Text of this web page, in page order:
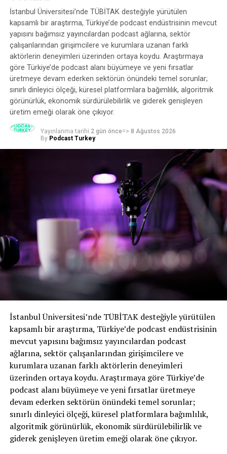
Netflix gibi akışlı video hizmetleri, sadece iki yılda beş
yıldan fazla beklenen büyümeyle hızla yükseldi.
Çevrimiçi video abonelikleri2021’de yüzde 26 artarak
dünya çapında 1 milyar kullanıcıya ulaştı. Şimdi,
pandemi (umarız) azalırken, video yorgunluğu başladı.
Netflix, kullanıcı sayısında ilk düşüşünü bildirdi. Bunun
da ötesinde, daha küçük yayıncılar, birçok rakibin çok az
kredi kartı peşinde koşmasıyla kayıp konusunda endişeli.
Tahmin edilebilir, değil mi?
Sadece Pandemik Alçılar Değil. Pek Çok
Şirket, Çok Sayıda Başlık Yayınlayarak
Alana Koştu Ve Birçoğu Devam Etmek
Için Yeterli Izleyiciyi Yakalayamadı.
Pandemi öncesinden beri podcast oluşturma
istatistiklerini takip ediyoruz ve her zaman manşetleri
değil, aktif olarak üretilmiş içeriğin evrenini anlamaya
odaklanıyoruz. Manşetler milyonlarca podcast ile
rekabet etmekle ilgili. Gerçek çok farklı.
Aktif podcast’lerin oranı, pandemi boyunca hemen
Podcast’lerin sayısı son birkaç yılda şüphesiz artarken,
aktif podcast’lerin oranı dikkat çekici bir şekilde tutarlı.
Yıllardır podcast’lerin ölüm oranını takip ediyoruz.
Araştırmayı buradan inceleyebilirsiniz:Haziran 2019
Nisan 2021,Ağustos 2022. 2019’daki pandemi
öncesinden bu yana düzenli olarak üretilen podcast
sayısının bir şekilde sabit kaldığını göreceksiniz. Aslında,
pandemiden önce, üretim dışı kalan podcast’ler mevcut
olandan daha fazlaydı.
Ağustos ayındaki son analizimiz itibariyle, tüm
podcast’lerin neredeyse yarısı (yüzde
%47) üç veya
İstanbul Üniversitesi’nde TÜBİTAK desteğiyle yürütülen
kapsamlı bir araştırma, Türkiye’de podcast endüstrisinin mevcut
yapısını bağımsız yayıncılardan podcast ağlarına, sektör
çalışanlarından girişimcilere ve kurumlara uzanan farklı
aktörlerin deneyimleri üzerinden ortaya koydu. Araştırmaya
göre Türkiye’de podcast alanı büyümeye ve yeni fırsatlar
üretmeye devam ederken sektörün önündeki temel sorunlar;
sınırlı dinleyici ölçeği, küresel platformlara bağımlılık, algoritmik
görünürlük, ekonomik sürdürülebilirlik ve giderek genişleyen
üretim emeği olarak öne çıkıyor.
Yayınlanma tarihi 2 gün önce=> 8 Ağustos 2026
By Podcast Turkey
İstanbul Üniversitesi’nde TÜBİTAK desteğiyle yürütülen
kapsamlı bir araştırma, Türkiye’de podcast endüstrisinin
mevcut yapısını bağımsız yayıncılardan podcast
ağlarına, sektör çalışanlarından girişimcilere ve
kurumlara uzanan farklı aktörlerin deneyimleri
üzerinden ortaya koydu. Araştırmaya göre Türkiye’de
podcast alanı büyümeye ve yeni fırsatlar üretmeye
devam ederken sektörün önündeki temel sorunlar;
sınırlı dinleyici ölçeği, küresel platformlara bağımlılık,
algoritmik görünürlük, ekonomik sürdürülebilirlik ve
giderek genişleyen üretim emeği olarak öne çıkıyor.